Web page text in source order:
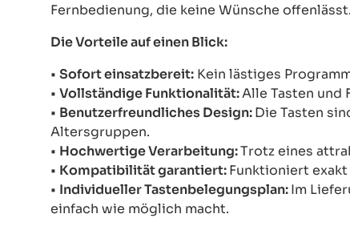
Fernbedienung, die keine Wünsche offenlässt.
Die Vorteile auf einen Blick:
• Sofort einsatzbereit: Kein lästiges
• Vollständige Funktionalität:Alle Tasten und
• Benutzerfreundliches Design:Die Tasten
Altersgruppen.
• Hochwertige Verarbeitung:Trotz eines
• Kompatibilität garantiert:Funktioniert
• Individueller Tastenbelegungsplan:Im
einfach wie möglich macht.